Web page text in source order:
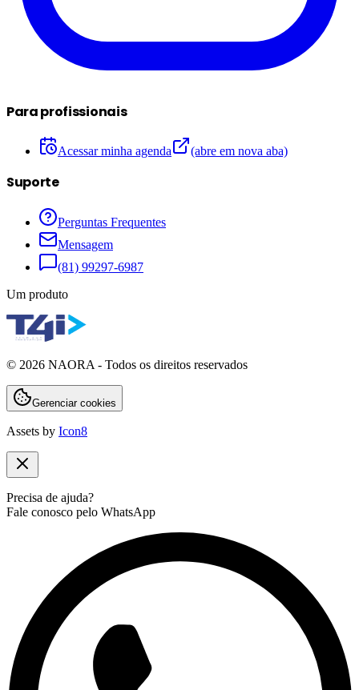
Para profissionais
Acessar minha agenda (abre em nova aba)
Suporte
Perguntas Frequentes
Mensagem
(81) 99297-6987
Um produto
© 2026 NAORA - Todos os direitos reservados
Gerenciar cookies
Assets by Icon8
Precisa de ajuda?
Fale conosco pelo WhatsApp